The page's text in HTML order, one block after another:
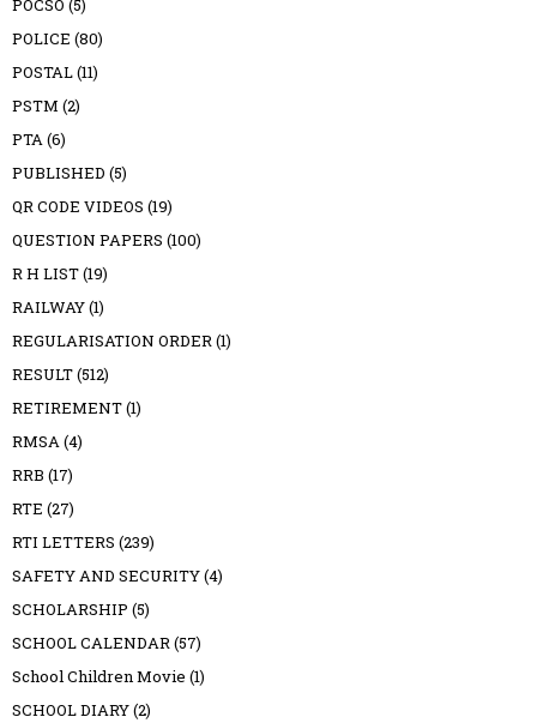
POCSO (5)
POLICE (80)
POSTAL(11)
PSTM (2)
PTA(6)
PUBLISHED (5)
QR CODE VIDEOS (19)
QUESTION PAPERS (100)
R H LIST(19)
RAILWAY(1)
REGULARISATION ORDER(1)
RESULT(512)
RETIREMENT(1)
RMSA(4)
RRB (17)
RTE (27)
RTI LETTERS (239)
SAFETY AND SECURITY(4)
SCHOLARSHIP (5)
SCHOOL CALENDAR(57)
School Children Movie (1)
SCHOOL DIARY(2)